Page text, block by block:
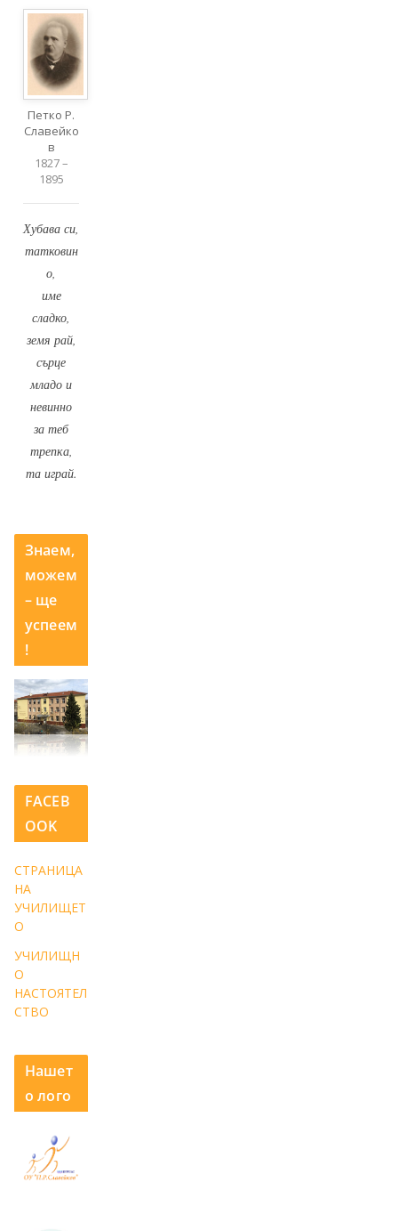
Петко Р.
Славейко
в
1827 –
1895
Хубава си,
татковин
о,
име
сладко,
земя рай,
сърце
младо и
невинно
за теб
трепка,
та играй.
Знаем,
можем
– ще
успеем
!
FACEB
OOK
СТРАНИЦА
НА
УЧИЛИЩЕТ
О
УЧИЛИЩН
О
НАСТОЯТЕЛ
СТВО
Нашет
о лого